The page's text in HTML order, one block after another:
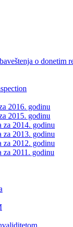
o donetim
2016. godinu
2015. godinu
za 2014. godinu
za 2013. godinu
za 2012. godinu
za 2011. godinu